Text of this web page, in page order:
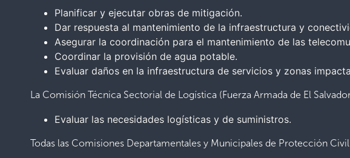
Planificar y ejecutar obras de mitigación.
Dar respuesta al mantenimiento de la infraestructura y
Asegurar la coordinación para el mantenimiento de las
Coordinar la provisión de agua potable.
Evaluar daños en la infraestructura de servicios y zonas
La Comisión Técnica Sectorial de Logística (Fuerza Armada de El
Evaluar las necesidades logísticas y de suministros.
Todas las Comisiones Departamentales y Municipales de Protección